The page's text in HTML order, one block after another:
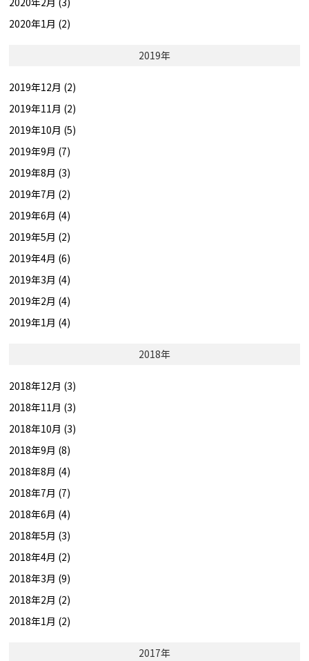
2020年1月 (2)
2019年
2019年12月 (2)
2019年11月 (2)
2019年10月 (5)
2019年9月 (7)
2019年8月 (3)
2019年7月 (2)
2019年6月 (4)
2019年5月 (2)
2019年4月 (6)
2019年3月 (4)
2019年2月 (4)
2019年1月 (4)
2018年
2018年12月 (3)
2018年11月 (3)
2018年10月 (3)
2018年9月 (8)
2018年8月 (4)
2018年7月 (7)
2018年6月 (4)
2018年5月 (3)
2018年4月 (2)
2018年3月 (9)
2018年2月 (2)
2018年1月 (2)
2017年